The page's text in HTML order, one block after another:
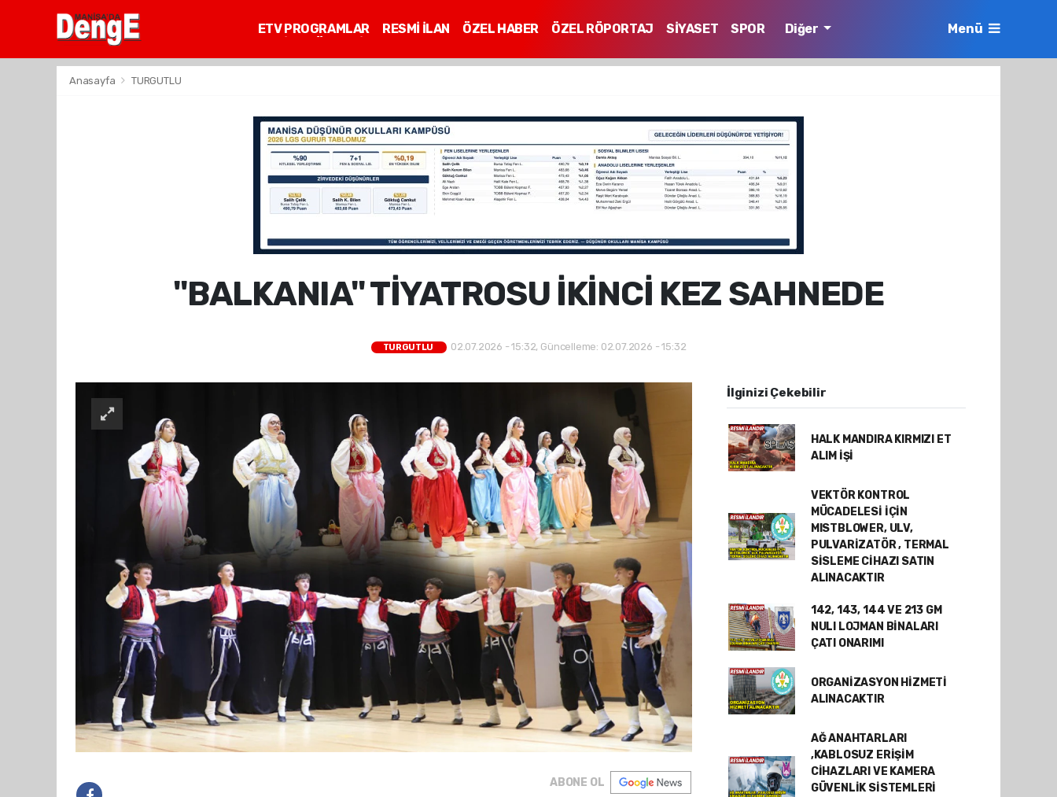
ETV PROGRAMLAR RESMİ İLAN ÖZEL HABER ÖZEL RÖPORTAJ SİYASET
SPOR
Diğer Menü
Anasayfa TURGUTLU
"BALKANIA" TİYATROSU İKİNCİ KEZ SAHNEDE
TURGUTLU 02.07.2026 - 15:32, Güncelleme: 02.07.2026 - 15:32
ABONE OL
İlginizi Çekebilir
HALK MANDIRA KIRMIZI ET
ALIM İŞİ
VEKTÖR KONTROL
MÜCADELESİ İÇİN
MISTBLOWER, ULV,
PULVARİZATÖR , TERMAL
SİSLEME CİHAZI SATIN
ALINACAKTIR
142, 143, 144 VE 213 GM
NULI LOJMAN BİNALARI
ÇATI ONARIMI
ORGANİZASYON HİZMETİ
ALINACAKTIR
AĞ ANAHTARLARI
,KABLOSUZ ERİŞİM
CİHAZLARI VE KAMERA
GÜVENLİK SİSTEMLERİ